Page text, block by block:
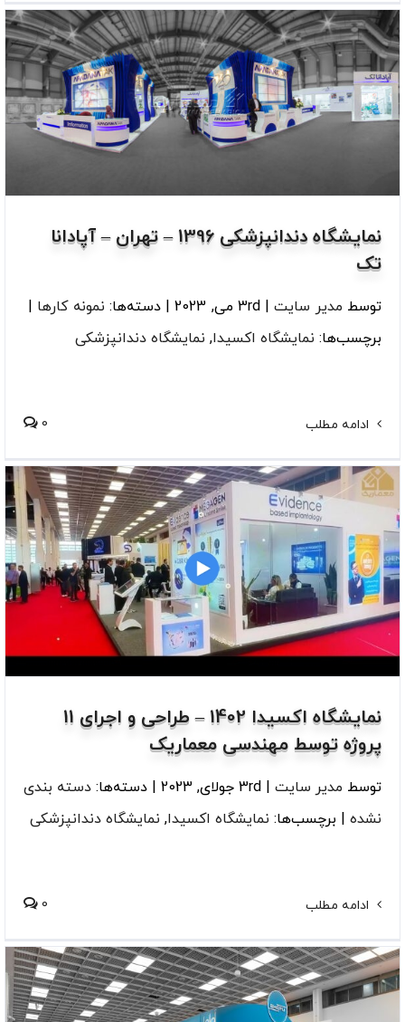
نمایشگاه دندانپزشکی 1396 – تهران – آپادانا
تک
توسط مدیر سایت 3rd می, 2023 دسته‌ها: نمونه کارها
برچسب‌ها: نمایشگاه اکسیدا, نمایشگاه دندانپزشکی
ادامه مطلب 0
نمایشگاه اکسیدا 1402 – طراحی و اجرای 11
پروژه توسط مهندسی معماریک
توسط مدیر سایت 3rd جولای, 2023 دسته‌ها: دسته بندی
نشده
برچسب‌ها: نمایشگاه اکسیدا, نمایشگاه دندانپزشکی
ادامه مطلب 0